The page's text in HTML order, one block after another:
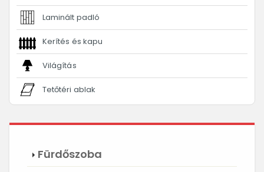
Laminált padló
Kerítés és kapu
Világítás
Tetőtéri ablak
Fürdőszoba